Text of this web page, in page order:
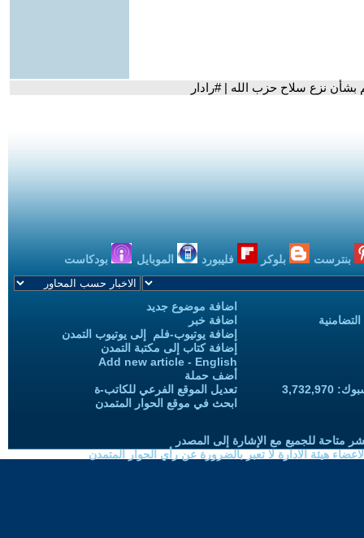
نزع سلاح حزب الله | #رادار
بنترست بلوكر فليبورد الموبايل بودكاست
اضافة موضوع جديد
اضافة خبر
إضافة يوتيوب-فلم إلى يوتيوب التمدن
إضافة كتاب إلى مكتبة التمدن
Add new article - English
أضف حملة
تعديل الموقع الفرعي للكاتب-ة
ابحث في موقع الحوار المتمدن
متاحة للجميع مع الإشارة إلى المصدر
هيئة الادارة لا تعبر بالضرورة عن رأي الحوار المتمدن